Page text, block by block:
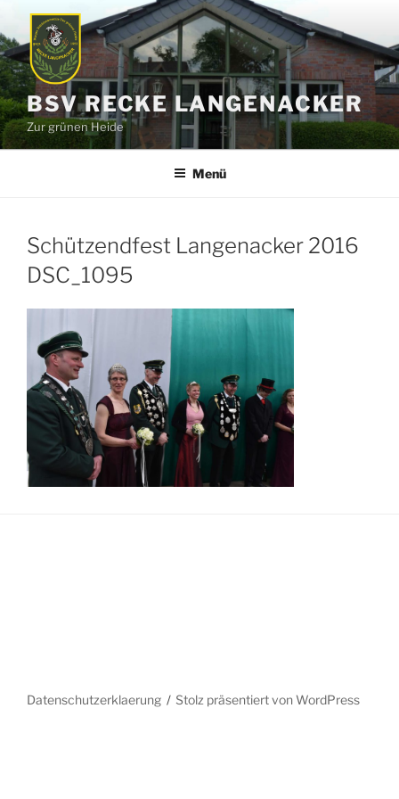
Inhalt
springen
BSV RECKE LANGENACKER
Zur grünen Heide
Menü
Schützendfest Langenacker 2016
DSC_1095
Datenschutzerklaerung Stolz präsentiert von WordPress